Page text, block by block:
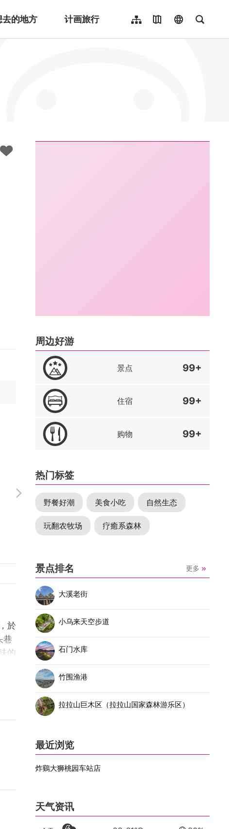
去的地方 计画旅行
网站导览地图导览language全文检
於
巷
的
:::
周边好游
景点 99+
住宿 99+
购物 99+
热门标签
野餐好潮 美食小吃 自然生态
玩翻农牧场 疗癒系森林
景点排名 更多
大溪老街
小乌来天空步道
石门水库
竹围渔港
拉拉山巨木区（拉拉山国家森林游乐区）
最近浏览
炸鷄大狮桃园车站店
天气资讯